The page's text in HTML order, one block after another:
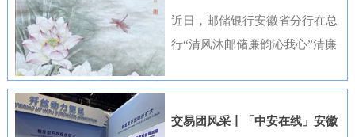
金融文化筑牢高质量发展根基
近日，邮储银行安徽省分行在总
行“清风沐邮储廉韵沁我心”清廉
出，选送的四部作品全部获奖，
获奖数量位居全国首位，并荣
交易团风采丨「中安在线」安徽